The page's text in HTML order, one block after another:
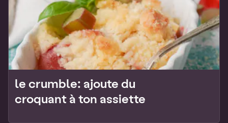
le crumble: ajoute du
croquant à ton assiette